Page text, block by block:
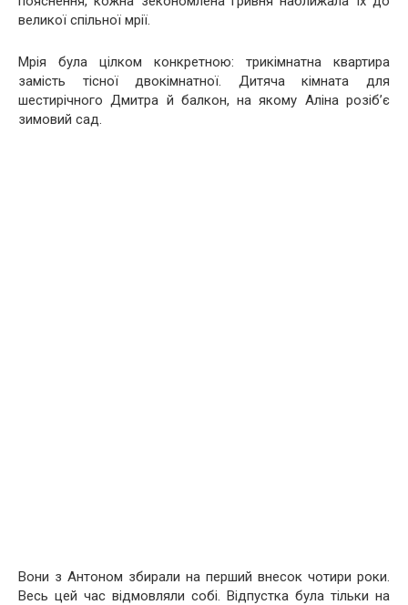
великої спільної мрії.
Мрія була цілком конкретною: трикімнатна квартира
замість тісної двокімнатної. Дитяча кімната для
шестирічного Дмитра й балкон, на якому Аліна розіб’є
зимовий сад.
Вони з Антоном збирали на перший внесок чотири роки.
Весь цей час відмовляли собі. Відпустка була тільки на